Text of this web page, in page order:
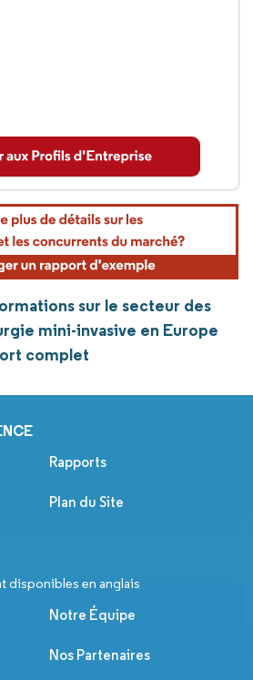
sur le secteur des
mini-invasive en Europe
complet
Rapports
Plan du Site
disponibles en anglais
Notre Équipe
Nos Partenaires